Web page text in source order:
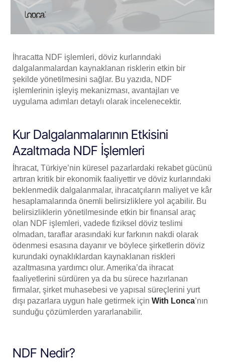
İhracatta NDF işlemleri, döviz kurlarındaki
dalgalanmalardan kaynaklanan risklerin etkin bir
şekilde yönetilmesini sağlar. Bu yazıda, NDF
işlemlerinin işleyiş mekanizması, avantajları ve
uygulama adımları detaylı olarak incelenecektir.
Kur Dalgalanmalarının Etkisini
Azaltmada NDF İşlemleri
İhracat, Türkiye’nin küresel pazarlardaki rekabet gücünü
artıran kritik bir ekonomik faaliyettir ve döviz kurlarındaki
beklenmedik dalgalanmalar, ihracatçıların maliyet ve kâr
hesaplamalarında önemli belirsizliklere yol açabilir. Bu
belirsizliklerin yönetilmesinde etkin bir finansal araç
olan NDF işlemleri, vadede fiziksel döviz teslimi
olmadan, taraflar arasındaki kur farkının nakdi olarak
ödenmesi esasına dayanır ve böylece şirketlerin döviz
kurundaki oynaklıklardan kaynaklanan riskleri
azaltmasına yardımcı olur. Amerika’da ihracat
faaliyetlerini sürdüren ya da bu sürece hazırlanan
firmalar, şirket muhasebesi ve yapısal süreçlerini yurt
dışı pazarlara uygun hale getirmek için With Lonca’nın
sunduğu çözümlerden yararlanabilir.
NDF Nedir?